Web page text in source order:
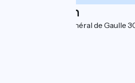
Localisation
1475 Avenue du Général de